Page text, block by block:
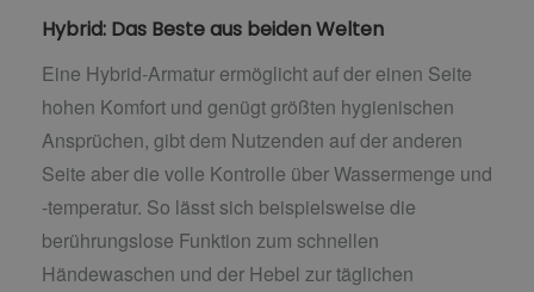
Hybrid: Das Beste aus beiden Welten
Eine Hybrid-Armatur ermöglicht auf der einen Seite
hohen Komfort und genügt größten hygienischen
Ansprüchen, gibt dem Nutzenden auf der anderen
Seite aber die volle Kontrolle über Wassermenge und
-temperatur. So lässt sich beispielsweise die
berührungslose Funktion zum schnellen
Händewaschen und der Hebel zur täglichen